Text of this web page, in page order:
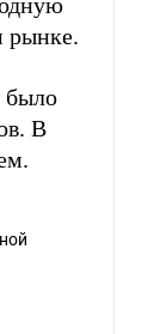
рынке.
было
В